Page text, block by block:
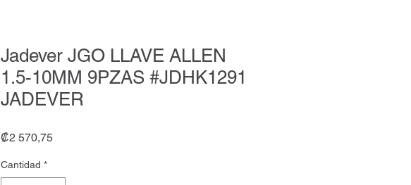
Jadever JGO LLAVE ALLEN
1.5-10MM 9PZAS #JDHK1291
JADEVER
₡2 570,75Precio
Cantidad *